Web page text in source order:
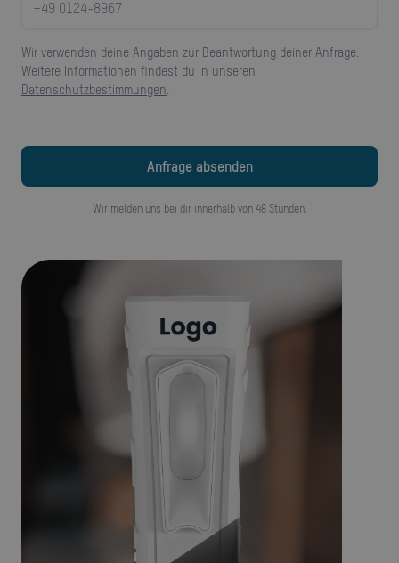
Wir verwenden deine Angaben zur Beantwortung deiner Anfrage.
Weitere Informationen findest du in unseren
Datenschutzbestimmungen
Wir melden uns bei dir innerhalb von 48 Stunden.